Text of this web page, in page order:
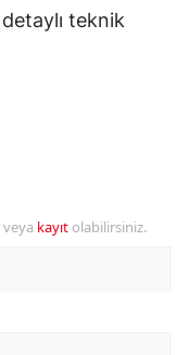
teknik
kayıt olabilirsiniz.